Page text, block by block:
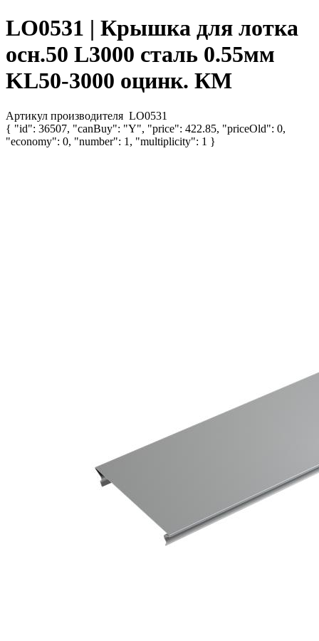
LO0531 | Крышка для лотка
осн.50 L3000 сталь 0.55мм
KL50-3000 оцинк. КМ
Артикул производителя LO0531
{ "id": 36507, "canBuy": "Y", "price": 422.85, "priceOld": 0,
"economy": 0, "number": 1, "multiplicity": 1 }